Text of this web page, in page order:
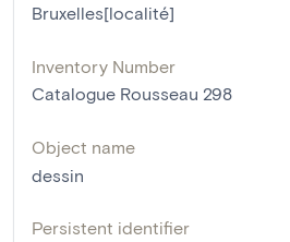
Bruxelles[localité]
Inventory Number
Catalogue Rousseau 298
Object name
dessin
Persistent identifier